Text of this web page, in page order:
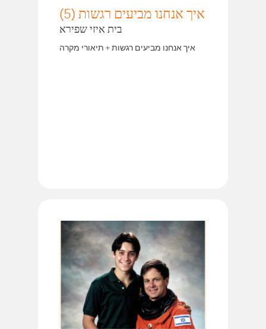
איך אנחנו מביעים רגשות (5)
בית איזי שפירא
איך אנחנו מביעים רגשות + תיאורי מקרה